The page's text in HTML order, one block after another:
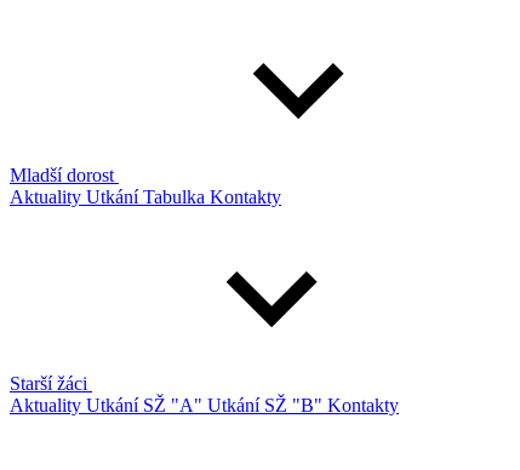
Mladší dorost
Aktuality UtkáníTabulka Kontakty
Starší žáci
Aktuality Utkání SŽ "A" Utkání SŽ "B" Kontakty